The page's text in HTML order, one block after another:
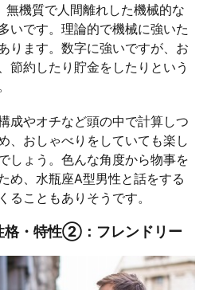
無機質で人間離れした機械的な
いです。理論的で機械に強いた
ります。数字に強いですが、お
節約したり貯金をしたりという
成やオチなど頭の中で計算しつ
、おしゃべりをしていても楽し
しょう。色んな角度から物事を
め、水瓶座A型男性と話をする
ることもありそうです。
格・特性②：フレンドリー